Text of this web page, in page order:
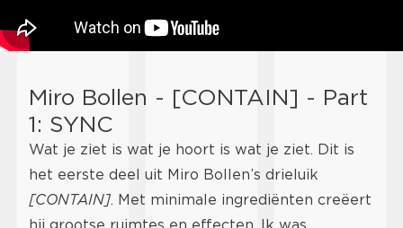
Miro Bollen - [CONTAIN] - Part
1: SYNC
Wat je ziet is wat je hoort is wat je ziet. Dit is
het eerste deel uit Miro Bollen’s drieluik
[CONTAIN]. Met minimale ingrediënten creëert